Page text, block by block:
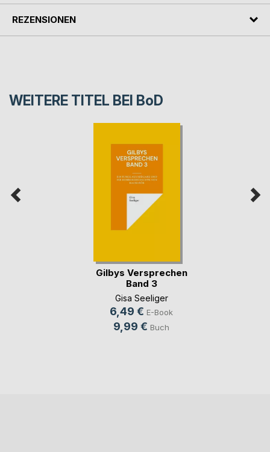
REZENSIONEN
WEITERE TITEL BEI BoD
Gilbys Versprechen
Band 3
Gisa Seeliger
6,49 € E-Book
9,99 € Buch